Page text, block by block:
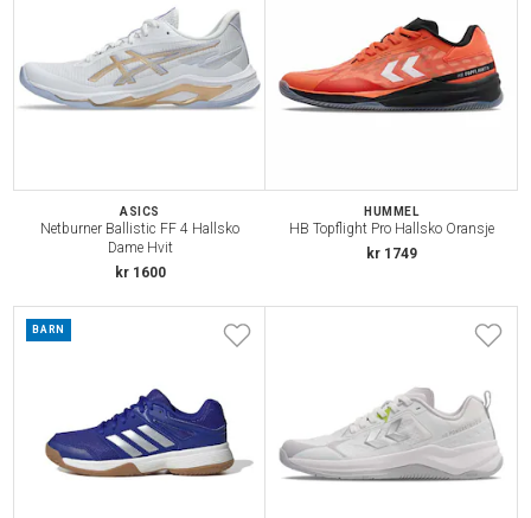
ASICS
Netburner Ballistic FF 4 Hallsko
Dame Hvit
kr 1600
HUMMEL
HB Topflight Pro Hallsko Oransje
kr 1749
BARN